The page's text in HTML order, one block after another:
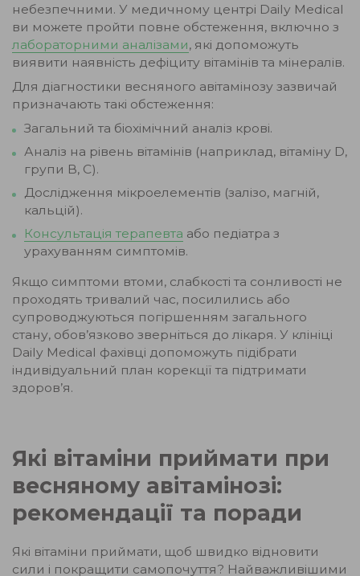
небезпечними. У медичному центрі Daily Medical
ви можете пройти повне обстеження, включно з
лабораторними аналізами, які допоможуть
виявити наявність дефіциту вітамінів та мінералів.
Для діагностики весняного авітамінозу зазвичай
призначають такі обстеження:
Загальний та біохімічний аналіз крові.
Аналіз на рівень вітамінів (наприклад, вітаміну D,
групи В, С).
Дослідження мікроелементів (залізо, магній,
кальцій).
Консультація терапевта або педіатра з
урахуванням симптомів.
Якщо симптоми втоми, слабкості та сонливості не
проходять тривалий час, посилились або
супроводжуються погіршенням загального
стану, обов’язково зверніться до лікаря. У клініці
Daily Medical фахівці допоможуть підібрати
індивідуальний план корекції та підтримати
здоров’я.
Які вітаміни приймати при
весняному авітамінозі:
рекомендації та поради
Які вітаміни приймати, щоб швидко відновити
сили і покращити самопочуття? Найважливішими